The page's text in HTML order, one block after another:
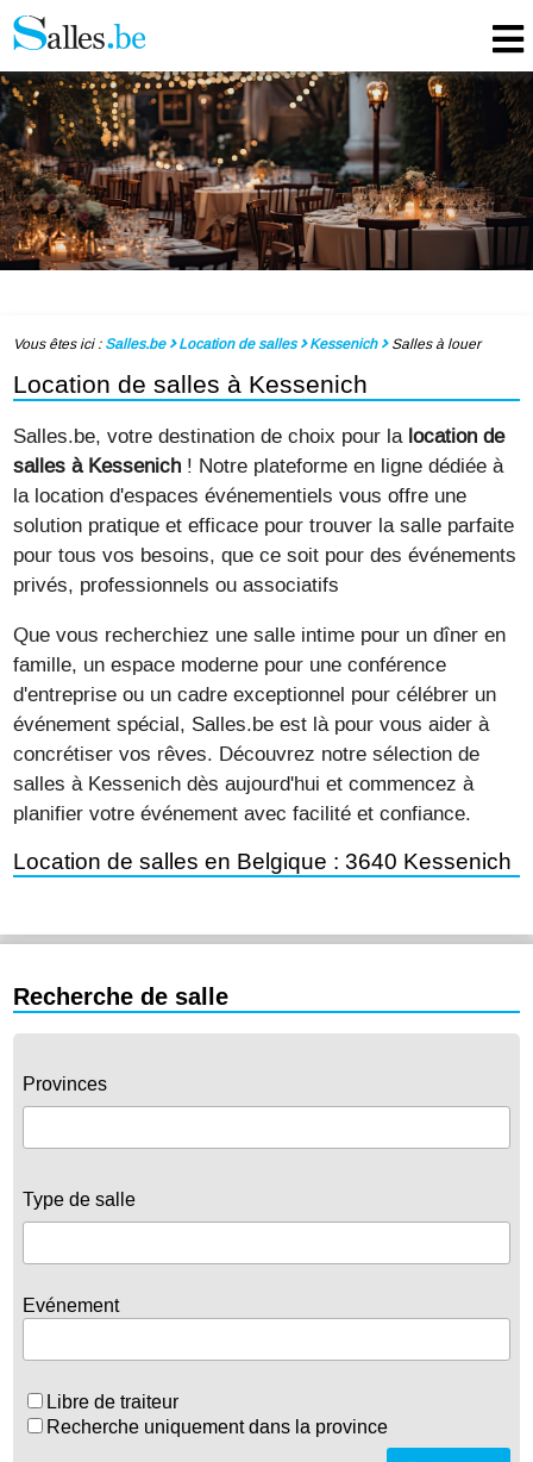
Vous êtes ici : Salles.be Location de salles Kessenich Salles à louer
Location de salles à Kessenich
Salles.be, votre destination de choix pour la location de
salles à Kessenich ! Notre plateforme en ligne dédiée à
la location d'espaces événementiels vous offre une
solution pratique et efficace pour trouver la salle parfaite
pour tous vos besoins, que ce soit pour des événements
privés, professionnels ou associatifs
Que vous recherchiez une salle intime pour un dîner en
famille, un espace moderne pour une conférence
d'entreprise ou un cadre exceptionnel pour célébrer un
événement spécial, Salles.be est là pour vous aider à
concrétiser vos rêves. Découvrez notre sélection de
salles à Kessenich dès aujourd'hui et commencez à
planifier votre événement avec facilité et confiance.
Location de salles en Belgique : 3640 Kessenich
Recherche de salle
Provinces
Type de salle
Evénement
Libre de traiteur
Recherche uniquement dans la province